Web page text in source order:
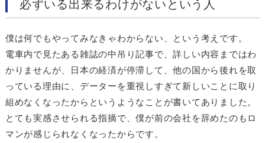
必ずいる出来るわけがないという人
僕は何でもやってみなきゃわからない、という考えです。
電車内で見たある雑誌の中吊り記事で、詳しい内容まではわ
かりませんが、日本の経済が停滞して、他の国から後れを取
っている理由に、データーを重視しすぎて新しいことに取り
組めなくなったからというようなことが書いてありました。
とても実感させられる指摘で、僕が前の会社を辞めたのもロ
マンが感じられなくなったからです。